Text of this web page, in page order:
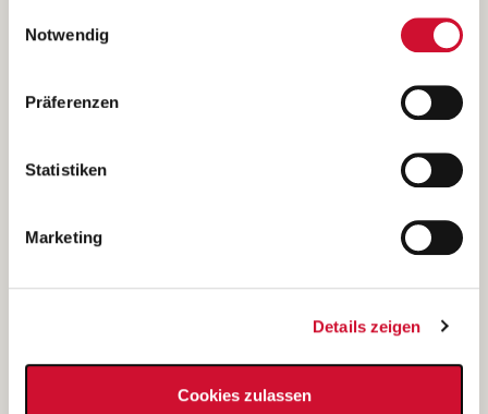
Wenn Sie auf „Cookies zulassen“ klicken, so stimmen
Sie der Speicherung sämtlicher Cookies zu. Sie können
Ihre Einwilligung selbstverständlich jederzeit widerrufen,
indem Sie die Cookie-Einstellungen aufrufen und diese
unsererDatenschutzerklärung
Notwendig
Präferenzen
Statistiken
Marketing
Details zeigen
Cookies zulassen
Betreiber der Webseite
Kantstraße 45a
(Ein Tochterunternehmen des AWO Bezirksverbandes Unterfranken
e.V.)
Bewerbung als Altenpflegehelfer*in
Bewerbung als Erzieher*in